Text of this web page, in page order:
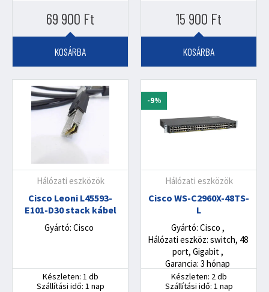
69 900 Ft
KOSÁRBA
15 900 Ft
KOSÁRBA
Hálózati eszközök
Cisco Leoni L45593-
E101-D30 stack kábel
Gyártó: Cisco
Készleten: 1 db
Szállítási idő: 1 nap
-9%
Hálózati eszközök
Cisco WS-C2960X-48TS-
L
Gyártó: Cisco
Hálózati eszköz: switch, 48
port, Gigabit
Garancia: 3 hónap
Készleten: 2 db
Szállítási idő: 1 nap